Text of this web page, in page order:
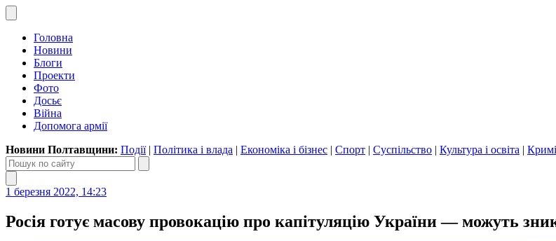
Головна
Новини
Блоги
Проекти
Фото
Досьє
Війна
Допомога армії
Новини Полтавщини: Події| Політика і влада | Економіка і бізнес | Спорт | Суспільство | Культура і освіта |
1 березня 2022, 14:23
Росія готує масову провокацію про капітуляцію України — можуть